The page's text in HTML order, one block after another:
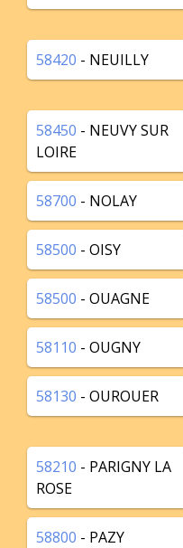
58420 - NEUILLY
58450 - NEUVY SUR
LOIRE
58700 - NOLAY
58500 - OISY
58500 - OUAGNE
58110 - OUGNY
58130 - OUROUER
58210 - PARIGNY LA
ROSE
58800 - PAZY